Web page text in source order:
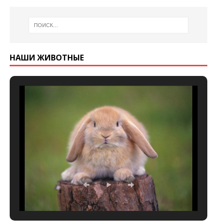
НАШИ ЖИВОТНЫЕ